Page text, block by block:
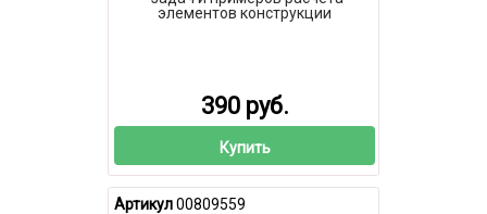
элементов конструкции
390 руб.
Купить
Артикул00809559